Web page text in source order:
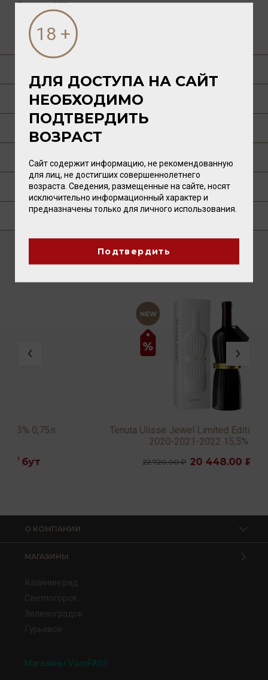
Ёмкость:0.75л.
ДРУГИЕ ТОВАРЫ БРЕНДА
ГАСТРОНОМИЯ
О РЕГИОНЕ
ТЕХНОЛОГИЯ
ГДЕ КУПИТЬ?
Tenuta Ulisse Jewel Limited Edition 1st Release
2020-2021-2022 15,5% 0,75л
20 448.00 ₽ / бут
О КОМПАНИИ
МАГАЗИНЫ
Калининград
Светлогорск
Зеленоградск
Гурьевск
Магазины VomFASS
ДЛЯ ДОСТУПА НА САЙТ
НЕОБХОДИМО
ПОДТВЕРДИТЬ
ВОЗРАСТ
Сайт содержит информацию, не рекомендованную
для лиц, не достигших совершеннолетнего
возраста. Сведения, размещенные на сайте, носят
исключительно информационный характер и
предназначены только для личного использования.
Подтвердить